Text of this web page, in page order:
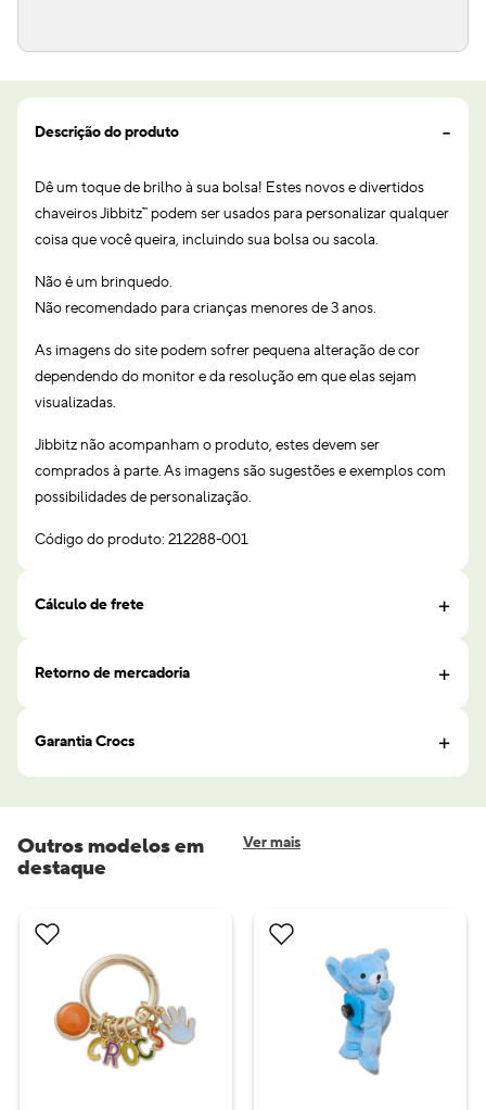
Descrição do produto
Dê um toque de brilho à sua bolsa! Estes novos e divertidos
chaveiros Jibbitz™ podem ser usados para personalizar qualquer
coisa que você queira, incluindo sua bolsa ou sacola.
Não é um brinquedo.
Não recomendado para crianças menores de 3 anos.
As imagens do site podem sofrer pequena alteração de cor
dependendo do monitor e da resolução em que elas sejam
visualizadas.
Jibbitz não acompanham o produto, estes devem ser
comprados à parte. As imagens são sugestões e exemplos com
possibilidades de personalização.
Código do produto: 212288-001
Cálculo de frete
Retorno de mercadoria
Garantia Crocs
Outros modelos em
destaque
Ver mais